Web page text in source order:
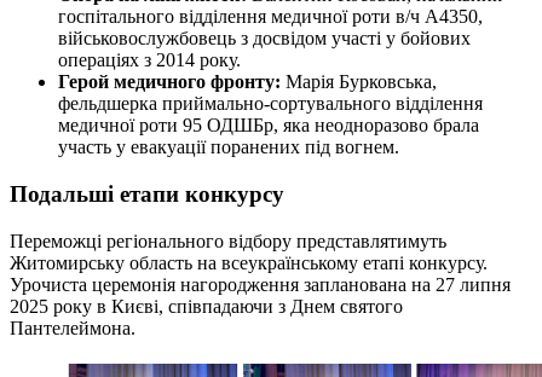
госпітального відділення медичної роти в/ч А4350,
військовослужбовець з досвідом участі у бойових
операціях з 2014 року.
Герой медичного фронту: Марія Бурковська,
фельдшерка приймально-сортувального відділення
медичної роти 95 ОДШБр, яка неодноразово брала
участь у евакуації поранених під вогнем.
Подальші етапи конкурсу
Переможці регіонального відбору представлятимуть
Житомирську область на всеукраїнському етапі конкурсу.
Урочиста церемонія нагородження запланована на 27 липня
2025 року в Києві, співпадаючи з Днем святого
Пантелеймона.